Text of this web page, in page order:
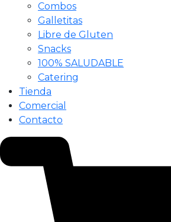
Combos
Galletitas
Libre de Gluten
Snacks
100% SALUDABLE
Catering
Tienda
Comercial
Contacto